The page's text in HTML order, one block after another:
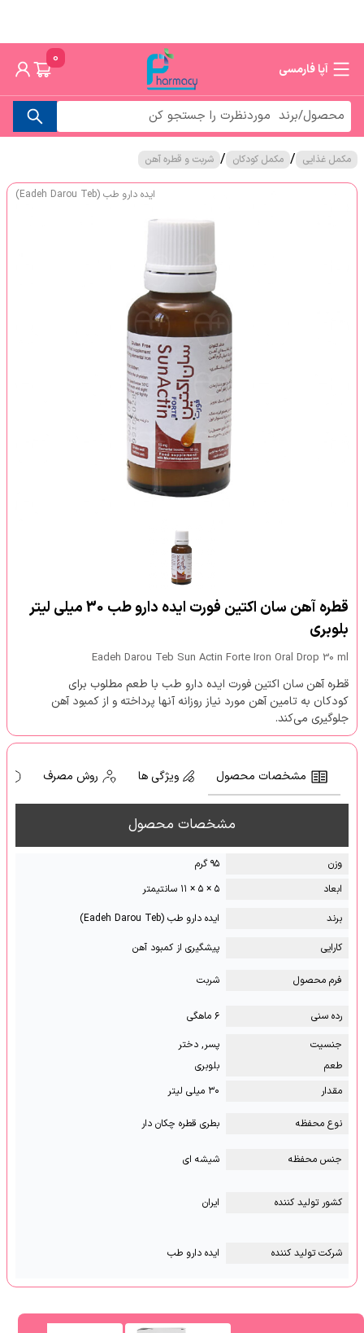
آپا فارمسی
0
مکمل غذایی / مکمل کودکان / شربت و قطره آهن
ایده دارو طب (Eadeh Darou Teb)
قطره آهن سان اکتین فورت ایده دارو طب 30 میلی لیتر
بلوبری
Eadeh Darou Teb Sun Actin Forte Iron Oral Drop 30 ml
قطره آهن سان اکتین فورت ایده دارو طب با طعم مطلوب برای
کودکان به تامین آهن مورد نیاز روزانه آنها پرداخته و از کمبود آهن
جلوگیری می‌کند.
مشخصات محصول ویژگی ها روش مصرف
مشخصات محصول
وزن
۹۵ گرم
ابعاد
۵ × ۵ × ۱۱ سانتیمتر
برند
ایده دارو طب (Eadeh Darou Teb)
کارایی
پیشگیری از کمبود آهن
فرم محصول شربت
رده سنی
۶ ماهگی
جنسیت
پسر, دختر
طعم
بلوبری
مقدار
۳۰ میلی لیتر
نوع محفظه بطری قطره چکان دار
جنس محفظه شیشه ای
کشور تولید کننده ایران
شرکت تولید کننده ایده دارو طب